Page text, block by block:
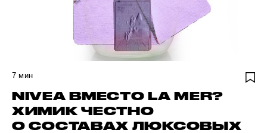
7 мин
NIVEA ВМЕСТО LA MER?
ХИМИК ЧЕСТНО
О СОСТАВАХ ЛЮКСОВЫХ